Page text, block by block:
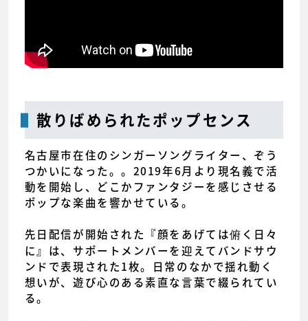
散りばめられたポップセンス
名古屋市在住のシンガーソングライター、ぞう
つかいになった。。2019年6月より現名義で活
動を開始し、どこかファンタジーを感じさせる
ポップな楽曲を響かせている。
先日配信が開始された『顔をあげては俯く日々
に』は、サポートメンバーを迎えてバンドサウ
ンドで表現された1枚。日常のなかで揺れ動く
想いが、遊び心のある素直な言葉で綴られてい
る。